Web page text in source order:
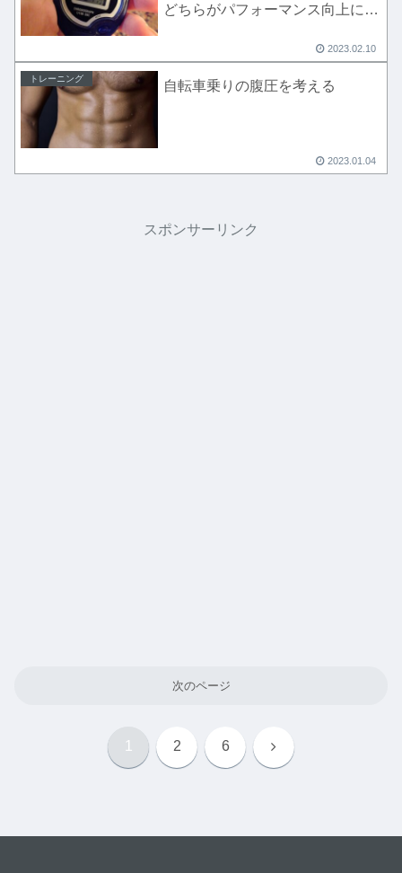
どちらがパフォーマンス向上に効
2023.02.10
トレーニング 自転車乗りの腹圧を考える
2023.01.04
スポンサーリンク
次のページ
1 2 6 次